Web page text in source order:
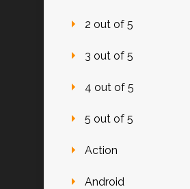
2 out of 5
3 out of 5
4 out of 5
5 out of 5
Action
Android